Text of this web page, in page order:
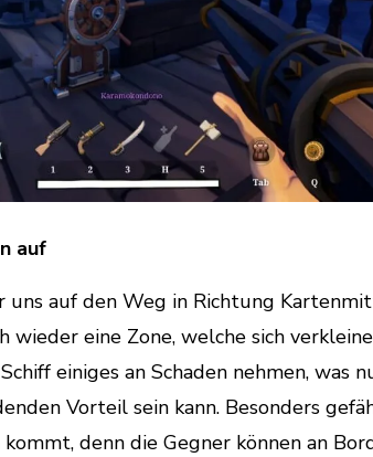
auf
auf den Weg in Richtung
eine Zone, welche sich
einiges an Schaden nehmen, was
Vorteil sein kann. Besonders
denn die Gegner können an